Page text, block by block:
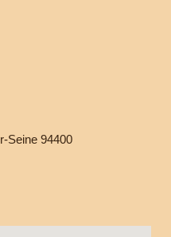
Seine 94400